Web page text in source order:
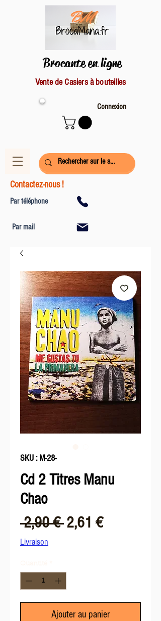
Brocante en ligne
Vente de Casiers à bouteilles
Connexion
Contactez-nous !
Par téléphone
Par mail
SKU : M-28-
Cd 2 Titres Manu
Chao
2,90 € Prix
2,61 €Prix
Livraison
Ajouter au panier